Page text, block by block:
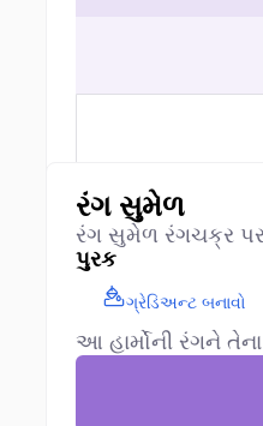
રંગ સુમેળ
રંગ સુમેળ રંગચક્ર
પુરક
ગ્રેડિઅન્ટ બનાવો
આ હાર્મોની રંગને